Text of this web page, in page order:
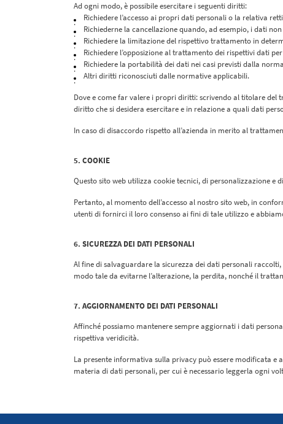
Ad ogni modo, è possibile esercitare i seguenti diritti:
Richiedere l’accesso ai propri dati personali o la relativa
Richiederne la cancellazione quando, ad esempio, i dati
Richiedere la limitazione del rispettivo trattamento in
Richiedere l’opposizione al trattamento dei rispettivi dati
Richiedere la portabilità dei dati nei casi previsti dalla
Altri diritti riconosciuti dalle normative applicabili.
Dove e come far valere i propri diritti:scrivendo al titolare del
diritto che si desidera esercitare e in relazione a quali dati
In caso di disaccordo rispetto all’azienda in merito al
5. COOKIE
Questo sito web utilizza cookie tecnici, di personalizzazione
Pertanto, al momento dell’accesso al nostro sito web, in
utenti di fornirci il loro consenso ai fini di tale utilizzo e
6. SICUREZZA DEI DATI PERSONALI
Al fine di salvaguardare la sicurezza dei dati personali
modo tale da evitarne l’alterazione, la perdita, nonché il
7. AGGIORNAMENTO DEI DATI PERSONALI
Affinché possiamo mantenere sempre aggiornati i dati
rispettiva veridicità.
La presente informativa sulla privacy può essere modificata
materia di dati personali, per cui è necessario leggerla ogni